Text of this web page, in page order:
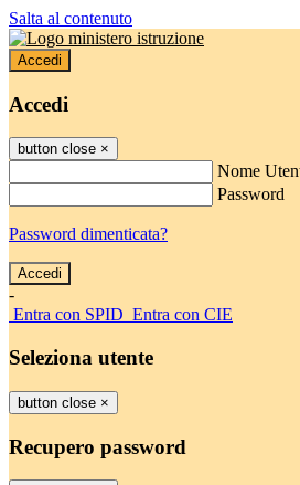
Salta al contenuto
Accedi
Accedi
button close ×
Nome
Password
Password dimenticata?
-
Entra con SPID Entra con CIE
Seleziona utente
button close ×
Recupero password